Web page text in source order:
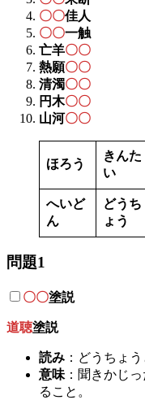
〇〇佳人
〇〇一触
亡羊〇〇
熱願〇〇
清濁〇〇
円木〇〇
山河〇〇
ほろう
きんた
い
へいど
ん
どうち
ょう
問題1
〇〇塗説
道聴塗説
読み ：どうちょ
意味 ：聞きかじ
ること。